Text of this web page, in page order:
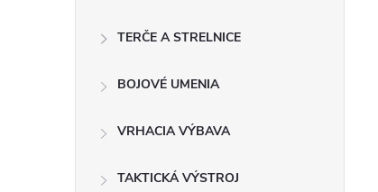
TERČE A STRELNICE
BOJOVÉ UMENIA
VRHACIA VÝBAVA
TAKTICKÁ VÝSTROJ